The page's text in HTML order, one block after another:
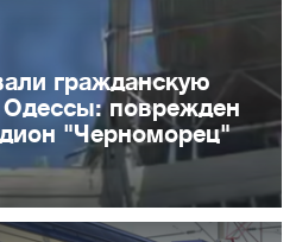
гражданскую
Одессы: поврежден
"Черноморец"